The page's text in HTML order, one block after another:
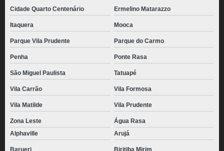
distribuidora de pão de queijo recheado congelado para revenda Água Azul
preço de pão de queijo recheado congelado para revenda Tatuapé
distribuidora de pão de queijo caseiro congelado Jardins
pão de queijo congelado 1kg Itaquera
pão de queijo empanado congelado Água Azul
pão de queijo empanado congelado Jardim Aracília
pão de queijo recheado com catupiry congelado valor Vila Madalena
pães de queijo congelado 1kg Brooklin
pão de queijo gourmet congelado Cotia
Cidade Quarto Centenário Ermelino Matarazzo
Itaquera Mooca
Parque Vila Prudente Parque do Carmo
Penha Ponte Rasa
São Miguel Paulista Tatuapé
Vila Carrão Vila Formosa
Vila Matilde Vila Prudente
Zona Leste
Água Rasa
Alphaville
Arujá
Barueri Biritiba Mirim